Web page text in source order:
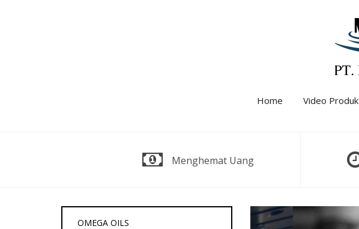
Home Video Produk
Menghemat Uang
OMEGA OILS